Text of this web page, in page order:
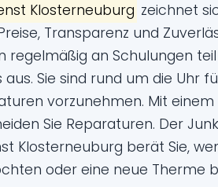
Klosterneuburg zeichnet
Transparenz und
regelmäßig an Schulungen
Sie sind rund um die Uhr
vorzunehmen. Mit einem
Sie Reparaturen. Der
Klosterneuburg berät Sie,
oder eine neue Therme